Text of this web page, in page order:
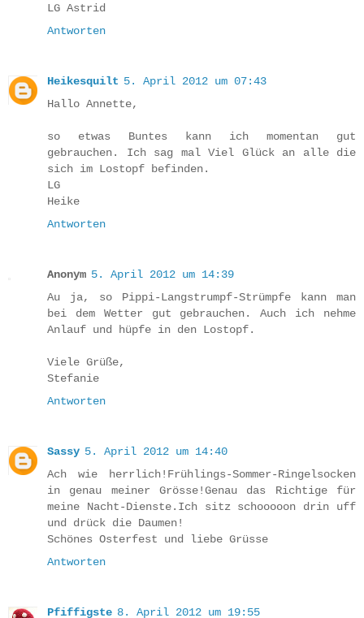
LG Astrid
Antworten
Heikesquilt 5. April 2012 um 07:43
Hallo Annette,
so etwas Buntes kann ich momentan gut
gebrauchen. Ich sag mal Viel Glück an alle die
sich im Lostopf befinden.
LG
Heike
Antworten
Anonym 5. April 2012 um 14:39
Au ja, so Pippi-Langstrumpf-Strümpfe kann man
bei dem Wetter gut gebrauchen. Auch ich nehme
Anlauf und hüpfe in den Lostopf.
Viele Grüße,
Stefanie
Antworten
Sassy 5. April 2012 um 14:40
Ach wie herrlich!Frühlings-Sommer-Ringelsocken
in genau meiner Grösse!Genau das Richtige für
meine Nacht-Dienste.Ich sitz schooooon drin uff
und drück die Daumen!
Schönes Osterfest und liebe Grüsse
Antworten
Pfiffigste 8. April 2012 um 19:55